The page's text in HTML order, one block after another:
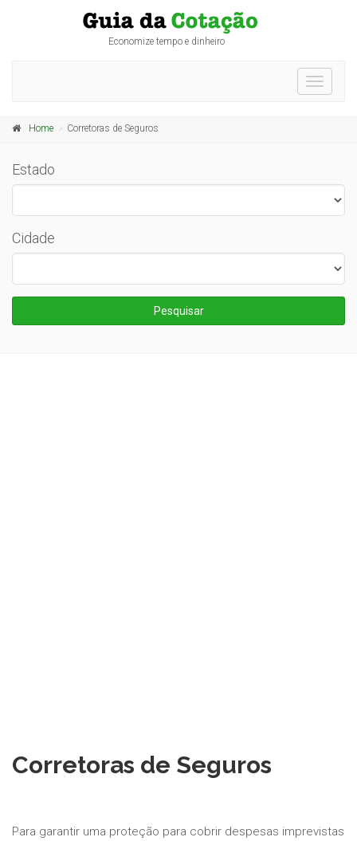
Economize tempo e dinheiro
Toggle
Home Corretoras de Seguros
Estado
Cidade
Pesquisar
Corretoras de Seguros
Para garantir uma proteção para cobrir despesas imprevistas